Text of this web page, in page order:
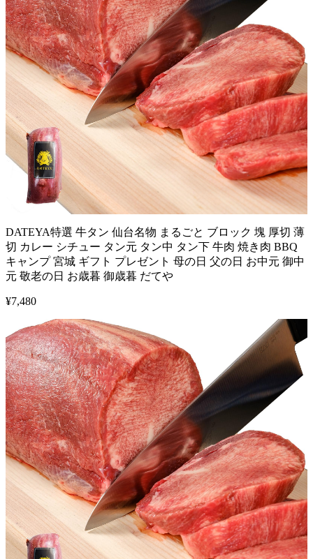
DATEYA特選 牛タン 仙台名物 まるごと ブロック 塊 厚切 薄
切 カレー シチュー タン元 タン中 タン下 牛肉 焼き肉 BBQ
キャンプ 宮城 ギフト プレゼント 母の日 父の日 お中元 御中
元 敬老の日 お歳暮 御歳暮 だてや
¥7,480